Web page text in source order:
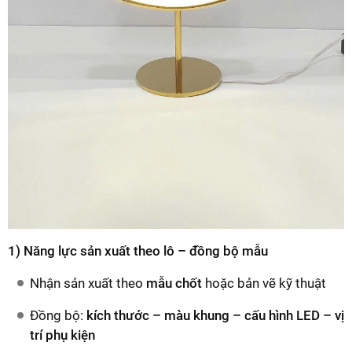
1) Năng lực sản xuất theo lô – đồng bộ mẫu
Nhận sản xuất theo mẫu chốt hoặc bản vẽ kỹ thuật
Đồng bộ: kích thước – màu khung – cấu hình LED – vị
trí phụ kiện